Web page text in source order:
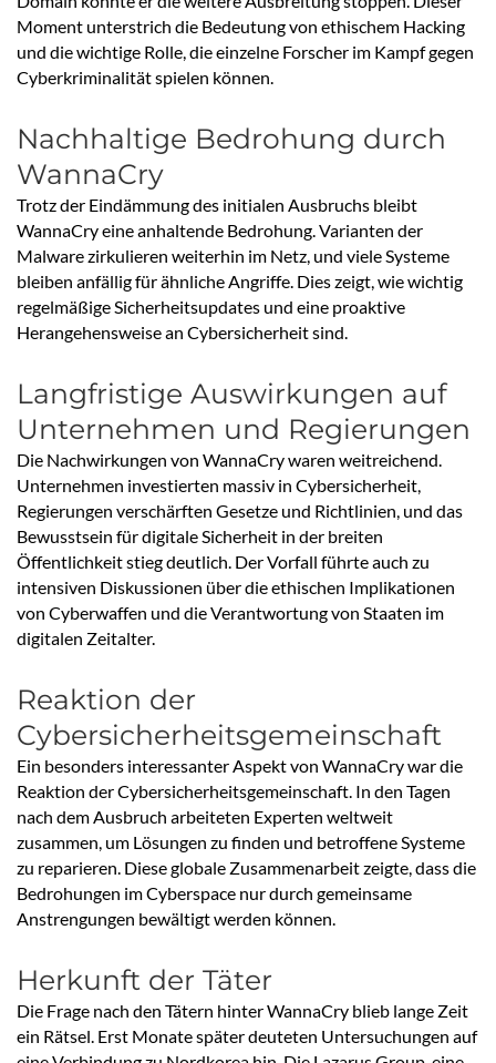
Moment unterstrich die Bedeutung von ethischem Hacking
und die wichtige Rolle, die einzelne Forscher im Kampf gegen
Cyberkriminalität spielen können.
Nachhaltige Bedrohung durch
WannaCry
Trotz der Eindämmung des initialen Ausbruchs bleibt
WannaCry eine anhaltende Bedrohung. Varianten der
Malware zirkulieren weiterhin im Netz, und viele Systeme
bleiben anfällig für ähnliche Angriffe. Dies zeigt, wie wichtig
regelmäßige Sicherheitsupdates und eine proaktive
Herangehensweise an Cybersicherheit sind.
Langfristige Auswirkungen auf
Unternehmen und Regierungen
Die Nachwirkungen von WannaCry waren weitreichend.
Unternehmen investierten massiv in Cybersicherheit,
Regierungen verschärften Gesetze und Richtlinien, und das
Bewusstsein für digitale Sicherheit in der breiten
Öffentlichkeit stieg deutlich. Der Vorfall führte auch zu
intensiven Diskussionen über die ethischen Implikationen
von Cyberwaffen und die Verantwortung von Staaten im
digitalen Zeitalter.
Reaktion der
Cybersicherheitsgemeinschaft
Ein besonders interessanter Aspekt von WannaCry war die
Reaktion der Cybersicherheitsgemeinschaft. In den Tagen
nach dem Ausbruch arbeiteten Experten weltweit
zusammen, um Lösungen zu finden und betroffene Systeme
zu reparieren. Diese globale Zusammenarbeit zeigte, dass die
Bedrohungen im Cyberspace nur durch gemeinsame
Anstrengungen bewältigt werden können.
Herkunft der Täter
Die Frage nach den Tätern hinter WannaCry blieb lange Zeit
ein Rätsel. Erst Monate später deuteten Untersuchungen auf